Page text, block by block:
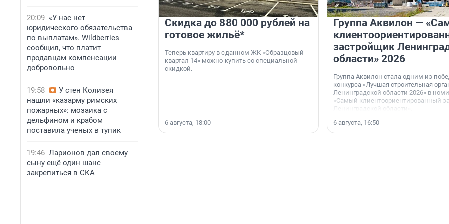
20:09 «У нас нет
юридического обязательства
по выплатам». Wildberries
сообщил, что платит
продавцам компенсации
добровольно
19:58
У стен Колизея
нашли «казарму римских
пожарных»: мозаика с
дельфином и крабом
поставила ученых в тупик
19:46 Ларионов дал своему
сыну ещё один шанс
закрепиться в СКА
Скидка до 880 000 рублей на
готовое жильё*
Теперь квартиру в сданном ЖК «Образцовый
квартал 14» можно купить со специальной
скидкой.
6 августа, 18:00
Группа Аквилон —
застройщик
области» 2026
Группа Аквилон стала одним из
конкурса «Лучшая строительная
Ленинградской области 2026» в
«Самый клиентоориентированный
Ленинградской области».
6 августа, 16:50